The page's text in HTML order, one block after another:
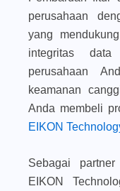
perusahaan
yang
integritas
perusahaan
keamanan
Anda membeli
EIKON
Sebagai
EIKON